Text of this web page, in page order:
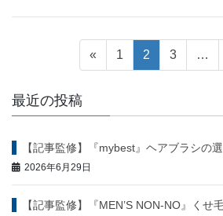
稿
ビ
ゲ
«
固
定
ー
1
固
定
ー
2
固
定
ー
3 …
最近の投稿
【記事監修】『mybest』ヘアブラシの
2026年6月29日
【記事監修】『MEN’S NON-NO』くせ